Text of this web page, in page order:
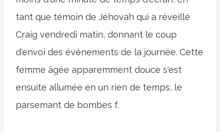
tant que témoin de Jéhovah qui a réveillé
Craig vendredi matin, donnant le coup
d'envoi des événements de la journée. Cette
femme âgée apparemment douce s'est
ensuite allumée en un rien de temps, le
parsemant de bombes f.